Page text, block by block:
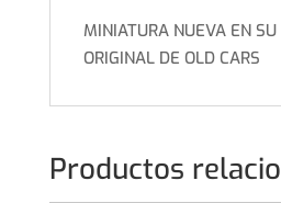
MINIATURA NUEVA EN
ORIGINAL DE OLD CARS
Productos